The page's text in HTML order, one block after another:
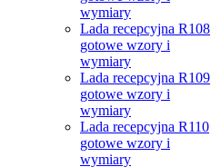
wymiary
Lada recepcyjna R108
gotowe wzory i
wymiary
Lada recepcyjna R109
gotowe wzory i
wymiary
Lada recepcyjna R110
gotowe wzory i
wymiary